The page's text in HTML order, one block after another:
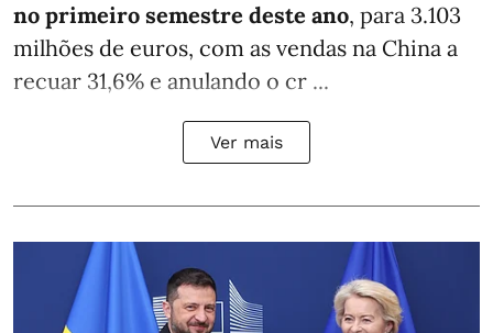
no primeiro semestre deste ano, para 3.103
milhões de euros, com as vendas na China a
recuar 31,6% e anulando o cr ...
Ver mais